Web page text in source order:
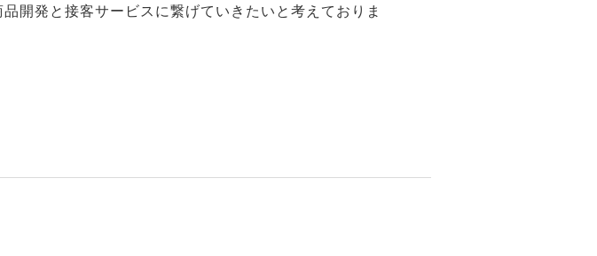
開発と接客サービスに繋げていきたいと考えておりま